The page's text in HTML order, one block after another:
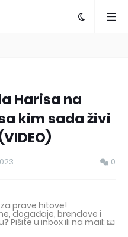
Harisa na
kim sada živi
0
prave hitove!
događaje, brendove i
Pišite u inbox ili na mail: 📧